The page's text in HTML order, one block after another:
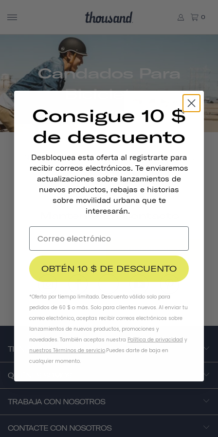
0
Candados Para
Bicicletas
No se han encontrado productos en esta colección.
Mantente En Contacto
SUSCRÍBASE A
TIENDA
QUIÉNES SOMOS
TRABAJA CON NOSOTROS
CONTACTE CON NOSOTROS
Consigue 10 $
de descuento
Desbloquea esta oferta al registrarte para
recibir correos electrónicos. Te enviaremos
actualizaciones sobre lanzamientos de
nuevos productos, rebajas e historias
sobre movilidad urbana que te
interesarán.
OBTÉN 10 $ DE DESCUENTO
*Oferta por tiempo limitado. Descuento válido solo para
pedidos de 60 $ o más. Solo para clientes nuevos. Al enviar tu
correo electrónico, aceptas recibir correos electrónicos sobre
lanzamientos de nuevos productos, promociones y
novedades. También aceptas nuestra Política de privacidad y
nuestros Términos de servicio.Puedes darte de baja en
cualquier momento.